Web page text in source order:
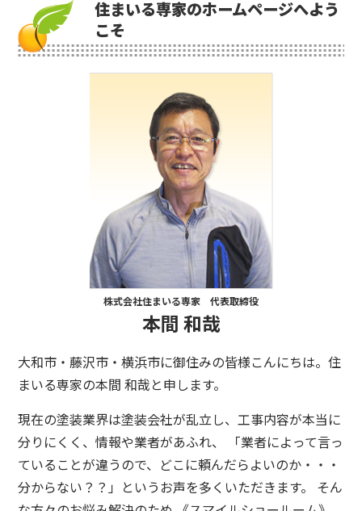
住まいる専家のホームページへよう
こそ
株式会社住まいる専家 代表取締役
本間 和哉
大和市・藤沢市・横浜市に御住みの皆様こんにちは。住
まいる専家の本間 和哉と申します。
現在の塗装業界は塗装会社が乱立し、工事内容が本当に
分りにくく、情報や業者があふれ、 「業者によって言っ
ていることが違うので、どこに頼んだらよいのか・・・
分からない？？」というお声を多くいただきます。 そん